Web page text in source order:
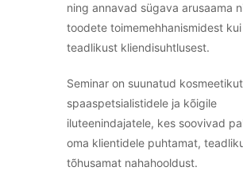
ning annavad sügava arusaama
toodete toimemehhanismidest
teadlikust kliendisuhtlusest.
Seminar on suunatud
spaaspetsialistidele ja kõigile
iluteenindajatele, kes soovivad
oma klientidele puhtamat,
tõhusamat nahahooldust.